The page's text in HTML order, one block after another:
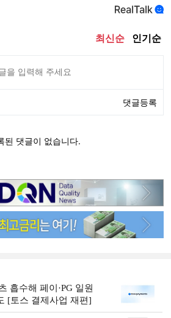
흡수해 페이·PG 일원
[토스 결제사업 재편]